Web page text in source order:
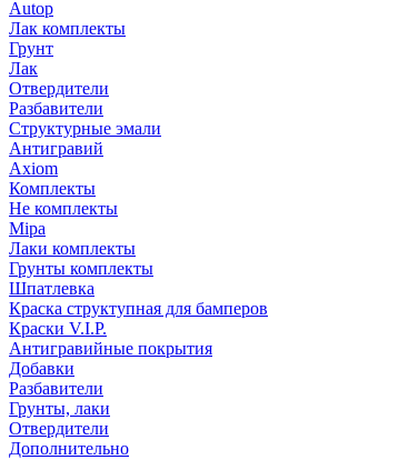
Autop
Лак комплекты
Грунт
Лак
Отвердители
Разбавители
Структурные эмали
Антигравий
Axiom
Комплекты
Не комплекты
Mipa
Лаки комплекты
Грунты комплекты
Шпатлевка
Краска структупная для бамперов
Краски V.I.P.
Антигравийные покрытия
Добавки
Разбавители
Грунты, лаки
Отвердители
Дополнительно